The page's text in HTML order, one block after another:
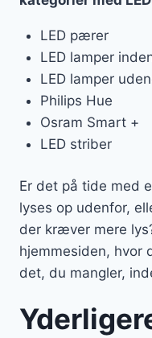
LED pærer
LED lamper
LED lamper
Philips Hue
Osram Smart +
LED striber
Er det på tide med
lyses op udenfor,
der kræver mere
hjemmesiden, hvor
det, du mangler,